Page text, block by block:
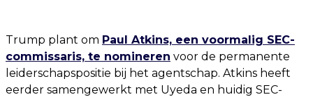
Trump plant om Paul Atkins, een voormalig SEC-
commissaris, te nomineren voor de permanente
leiderschapspositie bij het agentschap. Atkins heeft
eerder samengewerkt met Uyeda en huidig SEC-